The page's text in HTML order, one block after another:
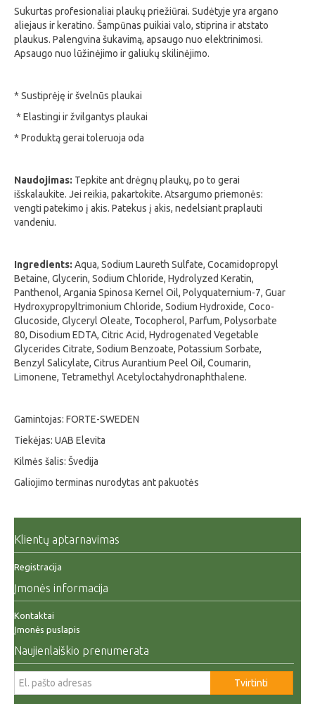
Sukurtas profesionaliai plaukų priežiūrai. Sudėtyje yra argano
aliejaus ir keratino. Šampūnas puikiai valo, stiprina ir atstato
plaukus. Palengvina šukavimą, apsaugo nuo elektrinimosi.
Apsaugo nuo lūžinėjimo ir galiukų skilinėjimo.
* Sustiprėję ir švelnūs plaukai
* Elastingi ir žvilgantys plaukai
* Produktą gerai toleruoja oda
Naudojimas: Tepkite ant drėgnų plaukų, po to gerai
išskalaukite. Jei reikia, pakartokite. Atsargumo priemonės:
vengti patekimo į akis. Patekus į akis, nedelsiant praplauti
vandeniu.
Ingredients: Aqua, Sodium Laureth Sulfate, Cocamidopropyl
Betaine, Glycerin, Sodium Chloride, Hydrolyzed Keratin,
Panthenol, Argania Spinosa Kernel Oil, Polyquaternium-7, Guar
Hydroxypropyltrimonium Chloride, Sodium Hydroxide, Coco-
Glucoside, Glyceryl Oleate, Tocopherol, Parfum, Polysorbate
80, Disodium EDTA, Citric Acid, Hydrogenated Vegetable
Glycerides Citrate, Sodium Benzoate, Potassium Sorbate,
Benzyl Salicylate, Citrus Aurantium Peel Oil, Coumarin,
Limonene, Tetramethyl Acetyloctahydronaphthalene.
Gamintojas: FORTE-SWEDEN
Tiekėjas: UAB Elevita
Kilmės šalis: Švedija
Galiojimo terminas nurodytas ant pakuotės
Klientų aptarnavimas
Registracija
Įmonės informacija
Kontaktai
Įmonės puslapis
Naujienlaiškio prenumerata
Tvirtinti